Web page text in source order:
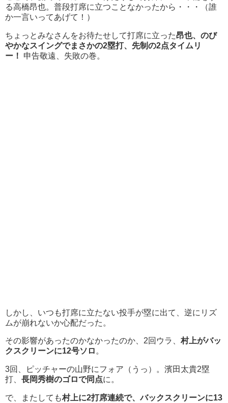
る高橋昂也。普段打席に立つことなかったから・・・（誰
か一言いってあげて！）
ちょっとみなさんをお待たせして打席に立った昂也、のび
やかなスイングでまさかの2塁打、先制の2点タイムリ
ー！
申告敬遠、失敗の巻。
しかし、いつも打席に立たない投手が塁に出て、逆にリズ
ムが崩れないか心配だった。
その影響があったのかなかったのか、2回ウラ、 村上がバッ
クスクリーンに12号ソロ 。
3回、ピッチャーの山野にフォア（うっ）。濱田太貴2塁
打、 長岡秀樹のゴロで同点に。
で、またしても村上に2打席連続で、バックスクリーンに13